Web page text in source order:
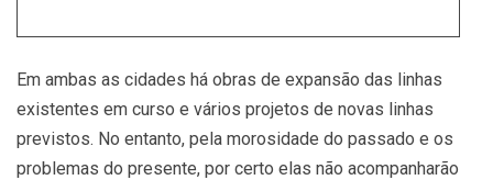
Em ambas as cidades há obras de expansão das linhas
existentes em curso e vários projetos de novas linhas
previstos. No entanto, pela morosidade do passado e os
problemas do presente, por certo elas não acompanharão